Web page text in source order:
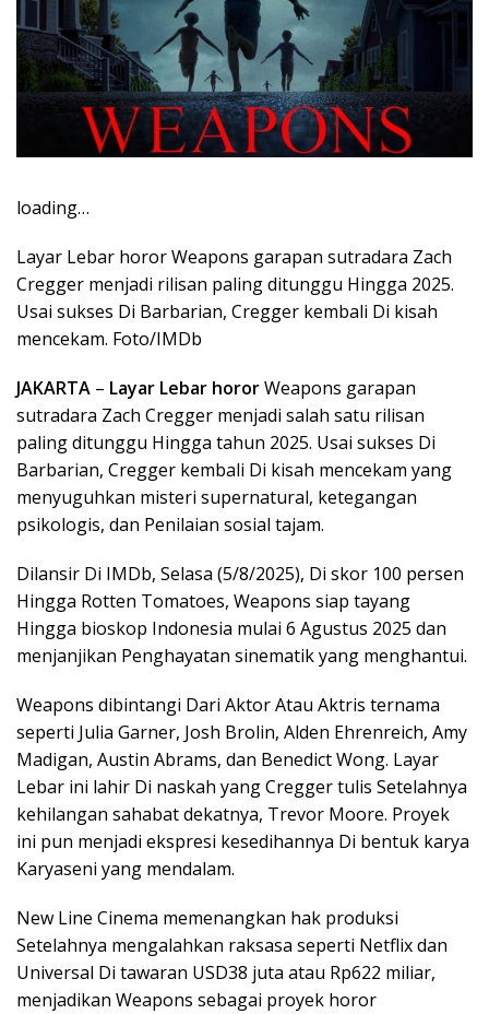
loading…
Layar Lebar horor Weapons garapan sutradara Zach
Cregger menjadi rilisan paling ditunggu Hingga 2025.
Usai sukses Di Barbarian, Cregger kembali Di kisah
mencekam. Foto/IMDb
JAKARTA – Layar Lebar hororWeapons garapan
sutradara Zach Cregger menjadi salah satu rilisan
paling ditunggu Hingga tahun 2025. Usai sukses Di
Barbarian, Cregger kembali Di kisah mencekam yang
menyuguhkan misteri supernatural, ketegangan
psikologis, dan Penilaian sosial tajam.
Dilansir Di IMDb, Selasa (5/8/2025), Di skor 100 persen
Hingga Rotten Tomatoes, Weapons siap tayang
Hingga bioskop Indonesia mulai 6 Agustus 2025 dan
menjanjikan Penghayatan sinematik yang menghantui.
Weapons dibintangi Dari Aktor Atau Aktris ternama
seperti Julia Garner, Josh Brolin, Alden Ehrenreich, Amy
Madigan, Austin Abrams, dan Benedict Wong. Layar
Lebar ini lahir Di naskah yang Cregger tulis Setelahnya
kehilangan sahabat dekatnya, Trevor Moore. Proyek
ini pun menjadi ekspresi kesedihannya Di bentuk karya
Karyaseni yang mendalam.
New Line Cinema memenangkan hak produksi
Setelahnya mengalahkan raksasa seperti Netflix dan
Universal Di tawaran USD38 juta atau Rp622 miliar,
menjadikan Weapons sebagai proyek horor